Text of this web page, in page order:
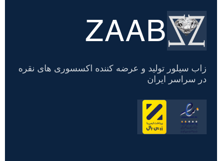
تسویه
حساب
ZAAB
زاب سیلور تولید و عرضه کننده اکسسوری های نقره
در سراسر ایران